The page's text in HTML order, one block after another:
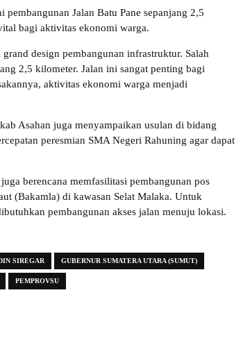
pembangunan Jalan Batu Pane sepanjang 2,5
bagi aktivitas ekonomi warga.
design pembangunan infrastruktur. Salah
2,5 kilometer. Jalan ini sangat penting bagi
aktivitas ekonomi warga menjadi
Asahan juga menyampaikan usulan di bidang
peresmian SMA Negeri Rahuning agar dapat
berencana memfasilitasi pembangunan pos
(Bakamla) di kawasan Selat Malaka. Untuk
pembangunan akses jalan menuju lokasi.
SIREGAR GUBERNUR SUMATERA UTARA (SUMUT)
PEMPROVSU